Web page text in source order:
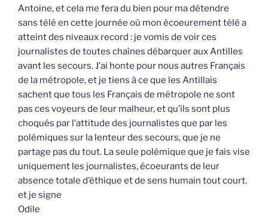
Antoine, et cela me fera du bien pour ma détendre
sans télé en cette journée où mon écoeurement télé a
atteint des niveaux record : je vomis de voir ces
journalistes de toutes chaînes débarquer aux Antilles
avant les secours. J’ai honte pour nous autres Français
de la métropole, et je tiens à ce que les Antillais
sachent que tous les Français de métropole ne sont
pas ces voyeurs de leur malheur, et qu’ils sont plus
choqués par l’attitude des journalistes que par les
polémiques sur la lenteur des secours, que je ne
partage pas du tout. La seule polémique que je fais vise
uniquement les journalistes, écoeurants de leur
absence totale d’éthique et de sens humain tout court.
et je signe
Odile